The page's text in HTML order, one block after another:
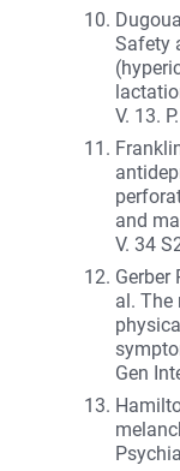
Safety
V. 13.
and
V. 34
Gerber
al. The
Gen